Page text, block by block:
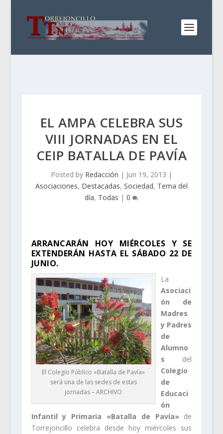
EL AMPA CELEBRA SUS
VIII JORNADAS EN EL
CEIP BATALLA DE PAVÍA
Posted by Redacción | Jun 19, 2013 |
Asociaciones, Destacadas, Sociedad, Tema del
día, Todas | 0
ARRANCARÁN HOY MIÉRCOLES Y SE
EXTENDERÁN HASTA EL SÁBADO 22 DE
JUNIO.
El Colegio Público «Batalla de Pavía»
será una de las sedes de estas
jornadas – ARCHIVO
La
Asociaci
ón de
Madres
y Padres
de
Alumno
s del
Colegio
de
Educaci
ón
Infantil y Primaria «Batalla de Pavía»de
Torrejoncillo celebra desde hoy miércoles sus